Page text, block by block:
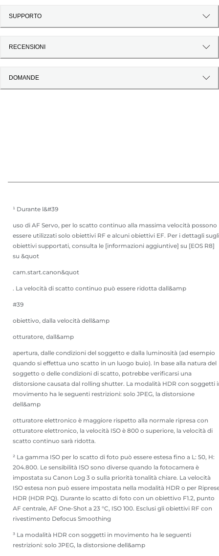
SUPPORTO
RECENSIONI
DOMANDE
¹ Durante l&#39
uso di AF Servo, per lo scatto continuo alla massima velocità possono
essere utilizzati solo obiettivi RF e alcuni obiettivi EF. Per i dettagli sugli
obiettivi supportati, consulta le [informazioni aggiuntive] su [EOS R8]
su &quot
cam.start.canon&quot
. La velocità di scatto continuo può essere ridotta dall&amp
#39
obiettivo, dalla velocità dell&amp
otturatore, dall&amp
apertura, dalle condizioni del soggetto e dalla luminosità (ad esempio
quando si effettua uno scatto in un luogo buio). In base alla natura del
soggetto o delle condizioni di scatto, potrebbe verificarsi una
distorsione causata dal rolling shutter. La modalità HDR con soggetti
movimento ha le seguenti restrizioni: solo JPEG, la distorsione
dell&amp
otturatore elettronico è maggiore rispetto alla normale ripresa con
otturatore elettronico, la velocità ISO è 800 o superiore, la velocità di
scatto continuo sarà ridotta.
² La gamma ISO per lo scatto di foto può essere estesa fino a L: 50, H:
204.800. Le sensibilità ISO sono diverse quando la fotocamera è
impostata su Canon Log 3 o sulla priorità tonalità chiare. La velocità
ISO estesa non può essere impostata nella modalità HDR o per
HDR (HDR PQ). Durante lo scatto di foto con un obiettivo F1.2, punto
AF centrale, AF One-Shot a 23 °C, ISO 100. Esclusi gli obiettivi RF con
rivestimento Defocus Smoothing
³ La modalità HDR con soggetti in movimento ha le seguenti
restrizioni: solo JPEG, la distorsione dell&amp